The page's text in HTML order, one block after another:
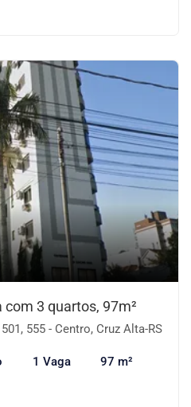
3 quartos, 97m²
555 - Centro, Cruz Alta-RS
1 Vaga 97 m²